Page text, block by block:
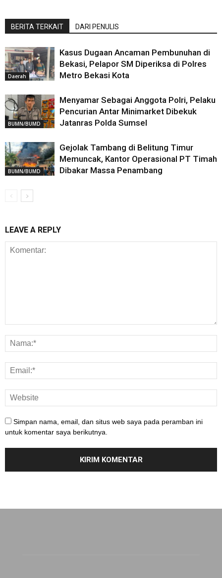
BERITA TERKAIT DARI PENULIS
Daerah
Kasus Dugaan Ancaman Pembunuhan di
Bekasi, Pelapor SM Diperiksa di Polres
Metro Bekasi Kota
BUMN/BUMD
Menyamar Sebagai Anggota Polri, Pelaku
Pencurian Antar Minimarket Dibekuk
Jatanras Polda Sumsel
BUMN/BUMD
Gejolak Tambang di Belitung Timur
Memuncak, Kantor Operasional PT Timah
Dibakar Massa Penambang
LEAVE A REPLY
Simpan nama, email, dan situs web saya pada peramban ini
untuk komentar saya berikutnya.